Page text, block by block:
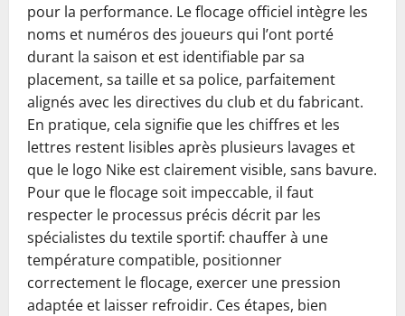
pour la performance. Le flocage officiel intègre les
noms et numéros des joueurs qui l’ont porté
durant la saison et est identifiable par sa
placement, sa taille et sa police, parfaitement
alignés avec les directives du club et du fabricant.
En pratique, cela signifie que les chiffres et les
lettres restent lisibles après plusieurs lavages et
que le logo Nike est clairement visible, sans bavure.
Pour que le flocage soit impeccable, il faut
respecter le processus précis décrit par les
spécialistes du textile sportif: chauffer à une
température compatible, positionner
correctement le flocage, exercer une pression
adaptée et laisser refroidir. Ces étapes, bien